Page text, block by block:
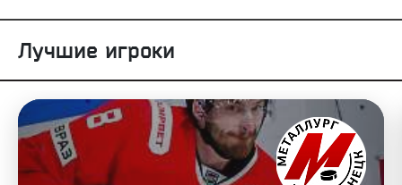
Лучшие игроки
Хоккей